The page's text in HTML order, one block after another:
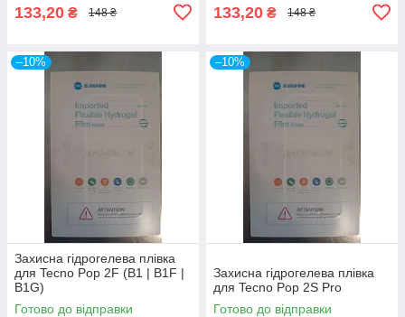
133,20 ₴ 148 ₴ 133,20 ₴ 148 ₴
–10%
Захисна гідрогелева плівка
для Tecno Pop 2F (B1 | B1F |
B1G)
Готово до відправки
–10%
Захисна гідрогелева плівка
для Tecno Pop 2S Pro
Готово до відправки